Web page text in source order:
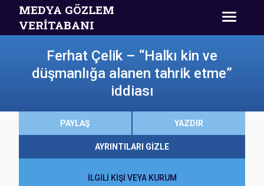
MEDYA GÖZLEM
VERİTABANI
Ferhat Çelik – “Halkı kin ve
düşmanlığa alanen tahrik etme”
iddiası
PAYLAŞ YAZDIR
AYRINTILARI GİZLE
İLGİLİ KİŞİ VEYA KURUM